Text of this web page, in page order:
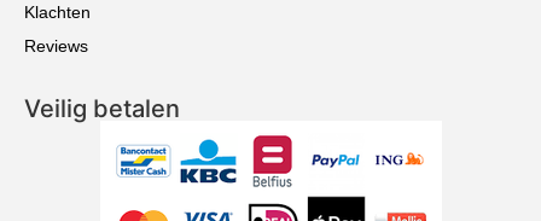
Klachten
Reviews
Veilig betalen